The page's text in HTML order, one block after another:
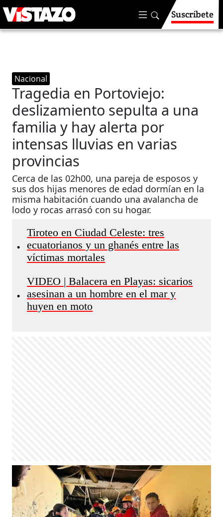
Suscríbete
Nacional
Tragedia en Portoviejo:
deslizamiento sepulta a una
familia y hay alerta por
intensas lluvias en varias
provincias
Cerca de las 02h00, una pareja de esposos y
sus dos hijas menores de edad dormían en la
misma habitación cuando una avalancha de
lodo y rocas arrasó con su hogar.
•
Tiroteo en Ciudad Celeste: tres
ecuatorianos y un ghanés entre las
víctimas mortales
•
VIDEO | Balacera en Playas: sicarios
asesinan a un hombre en el mar y
huyen en moto